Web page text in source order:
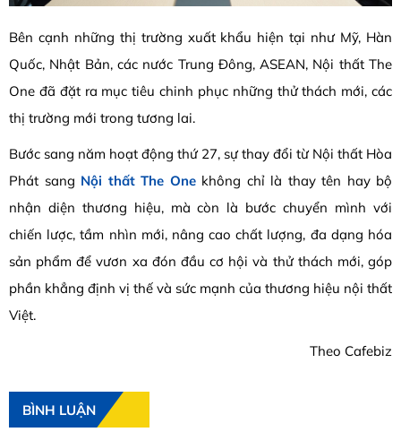
Bên cạnh những thị trường xuất khẩu hiện tại như Mỹ, Hàn
Quốc, Nhật Bản, các nước Trung Đông, ASEAN, Nội thất The
One đã đặt ra mục tiêu chinh phục những thử thách mới, các
thị trường mới trong tương lai.
Bước sang năm hoạt động thứ 27, sự thay đổi từ Nội thất Hòa
Phát sang Nội thất The Onekhông chỉ là thay tên hay bộ
nhận diện thương hiệu, mà còn là bước chuyển mình với
chiến lược, tầm nhìn mới, nâng cao chất lượng, đa dạng hóa
sản phẩm để vươn xa đón đầu cơ hội và thử thách mới, góp
phần khẳng định vị thế và sức mạnh của thương hiệu nội thất
Việt.
Theo Cafebiz
BÌNH LUẬN